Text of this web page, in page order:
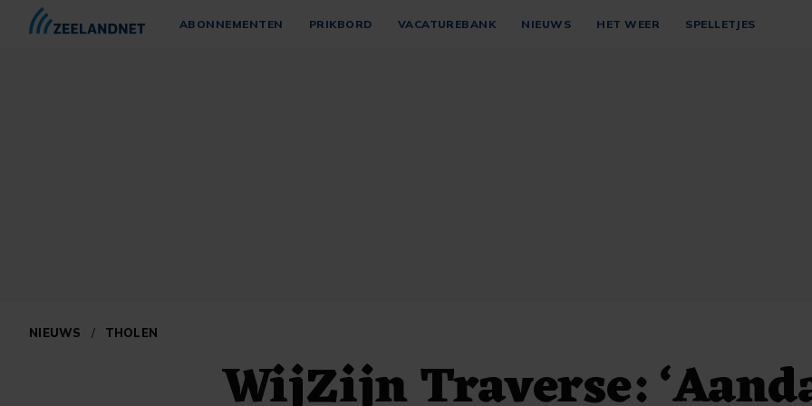
ABONNEMENTEN PRIKBORD VACATUREBANK NIEUWS HET WEER SPELLETJES
NIEUWS / THOLEN